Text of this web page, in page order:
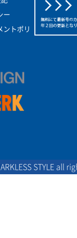
ー
ントポリ
STYLE all